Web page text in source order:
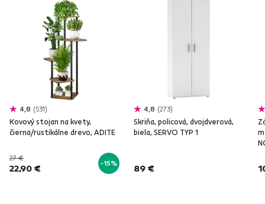
4,8 531
Kovový stojan na kvety,
čierna/rustikálne drevo, ADITE
27 €
22,90 € -15%
4,8 273
Skriňa, policová, dvojdverová,
biela, SERVO TYP 1
89 €